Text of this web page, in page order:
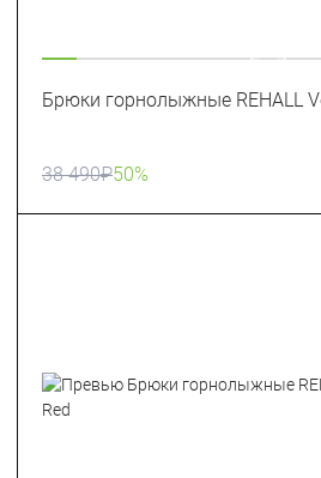
Брюки горнолыжные REHALL
38 490₽50%